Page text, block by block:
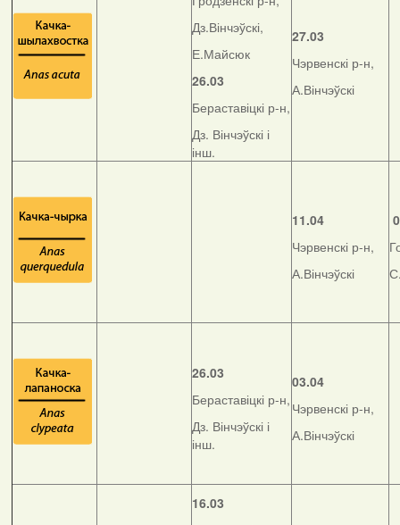
Дз.Вінчэўскі,
Е.Майсюк
26.03
Бераставіцкі р-н,
Дз. Вінчэўскі і
інш.
27.03
Чэрвенскі р-н,
А.Вінчэўскі
11.04
Чэрвенскі р-н,
А.Вінчэўскі
26.03
Бераставіцкі р-н,
Дз. Вінчэўскі і
інш.
03.04
Чэрвенскі р-н,
А.Вінчэўскі
16.03